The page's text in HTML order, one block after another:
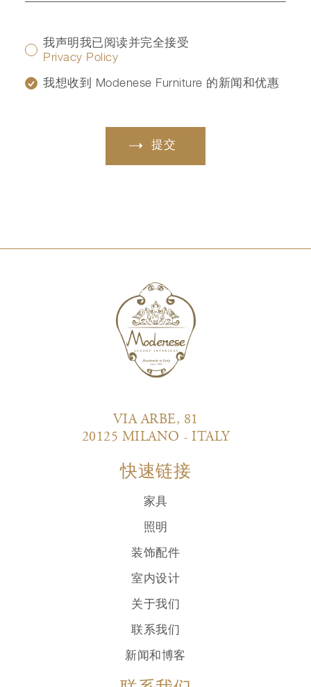
我声明我已阅读并完全接受
Privacy Policy
我想收到 Modenese Furniture 的新闻和优惠
提交
VIA ARBE, 81
20125 MILANO - ITALY
快速链接
家具
照明
装饰配件
室内设计
关于我们
联系我们
新闻和博客